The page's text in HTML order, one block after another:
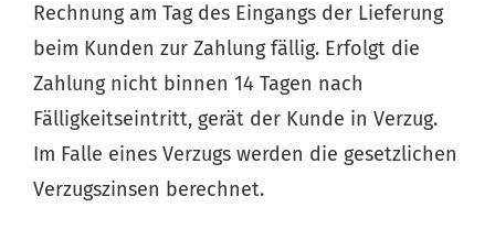
Rechnung am Tag des Eingangs der Lieferung
beim Kunden zur Zahlung fällig. Erfolgt die
Zahlung nicht binnen 14 Tagen nach
Fälligkeitseintritt, gerät der Kunde in Verzug.
Im Falle eines Verzugs werden die gesetzlichen
Verzugszinsen berechnet.